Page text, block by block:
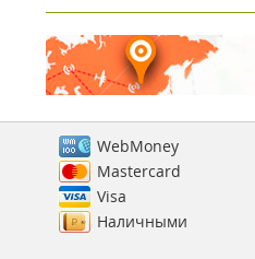
WebMoney
Mastercard
Visa
Наличными